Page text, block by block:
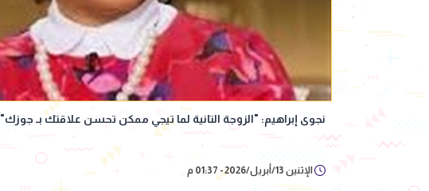
نجوى إبراهيم: "الزوجة التانية لما تيجي ممكن تحسن علاقتك بـ جوزك"
الإثنين 13/أبريل/2026 - 01:37 م